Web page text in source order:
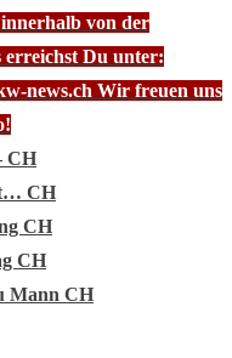
von der
erreichst Du unter:
news.ch Wir freuen uns
CH
CH
CH
CH
Mann CH